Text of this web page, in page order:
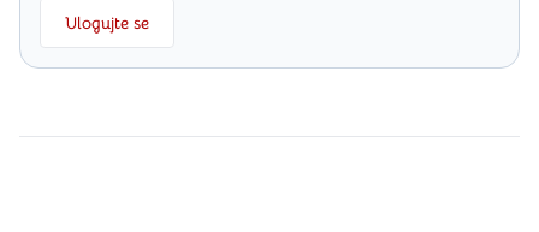
Ulogujte se